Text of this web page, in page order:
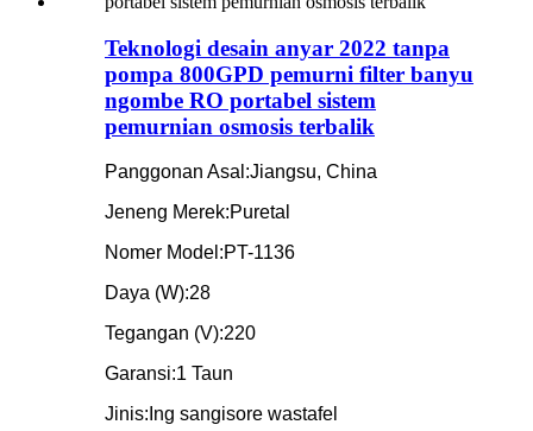
Teknologi desain anyar 2022 tanpa
pompa 800GPD pemurni filter banyu
ngombe RO portabel sistem
pemurnian osmosis terbalik
Panggonan Asal:Jiangsu, China
Jeneng Merek:Puretal
Nomer Model:PT-1136
Daya (W):28
Tegangan (V):220
Garansi:1 Taun
Jinis: Ing sangisore wastafel